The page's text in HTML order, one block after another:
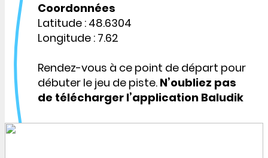
Coordonnées
Latitude : 48.6304
Longitude : 7.62
Rendez-vous à ce point de départ pour
débuter le jeu de piste. N’oubliez pas
de télécharger l’application Baludik